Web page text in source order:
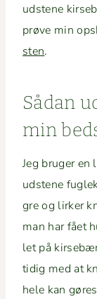
udstene
prøve min
sten.
Sådan
min
Jeg bruger
udstene
gre og lirk­er
man har fået
let på
tidig med at
hele kan